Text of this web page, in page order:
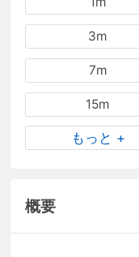
3m
7m
15m
もっと +
概要